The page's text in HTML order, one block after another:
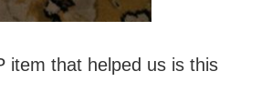
item that helped us is this